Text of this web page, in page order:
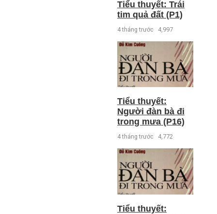
Tiểu thuyết: Trái
tim quả đất (P1)
4 tháng trước 4,997
Tiểu thuyết:
Người đàn bà đi
trong mưa (P16)
4 tháng trước 4,772
Tiểu thuyết: